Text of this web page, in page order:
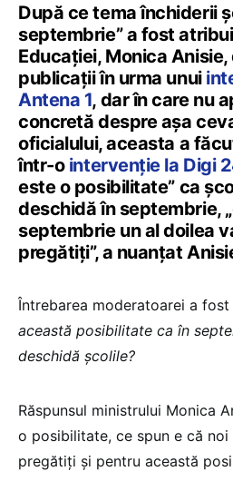
După ce tema închiderii
septembrie” a fost
Educației, Monica
publicații în urma unui
Antena 1, dar în care nu
concretă despre așa
oficialului, aceasta a
într-o intervenție la Digi
este o posibilitate” ca
deschidă în septembrie,
septembrie un al doilea
pregătiți”, a nuanțat
Întrebarea moderatoarei a fost
această posibilitate ca în
deschidă școlile?
Răspunsul ministrului Monica
o posibilitate, ce spun e că
pregătiți și pentru această